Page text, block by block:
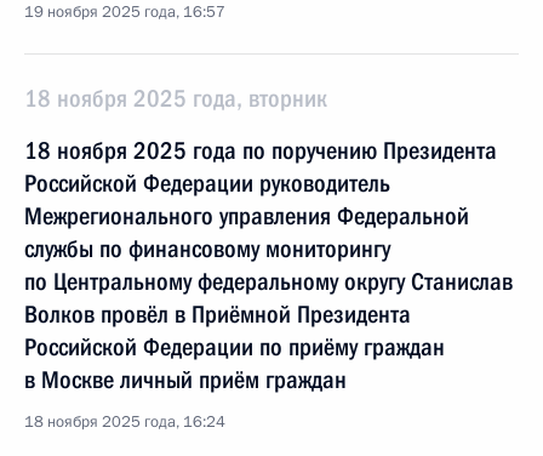
19 ноября 2025 года, 16:57
18 ноября 2025 года, вторник
18 ноября 2025 года по поручению Президента
Российской Федерации руководитель
Межрегионального управления Федеральной
службы по финансовому мониторингу
по Центральному федеральному округу Станислав
Волков провёл в Приёмной Президента
Российской Федерации по приёму граждан
в Москве личный приём граждан
18 ноября 2025 года, 16:24